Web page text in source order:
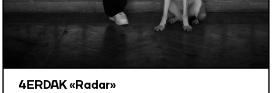
4ERDAK «Radar»